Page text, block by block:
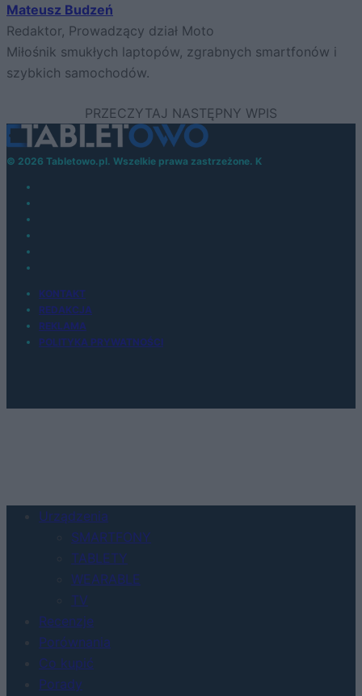
Mateusz Budzeń
Redaktor, Prowadzący dział Moto
Miłośnik smukłych laptopów, zgrabnych smartfonów i
szybkich samochodów.
© 2026 Tabletowo.pl. Wszelkie prawa zastrzeżone. K
KONTAKT
REDAKCJA
REKLAMA
POLITYKA PRYWATNOŚCI
Urządzenia
SMARTFONY
TABLETY
WEARABLE
TV
Recenzje
Porównania
Co kupić
Porady